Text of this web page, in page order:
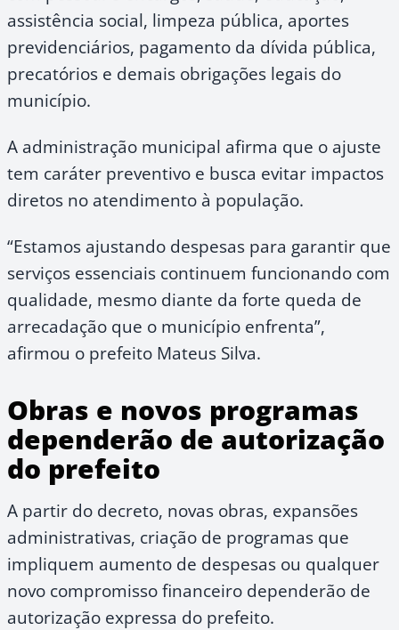
assistência social, limpeza pública, aportes
previdenciários, pagamento da dívida pública,
precatórios e demais obrigações legais do
município.
A administração municipal afirma que o ajuste
tem caráter preventivo e busca evitar impactos
diretos no atendimento à população.
“Estamos ajustando despesas para garantir que
serviços essenciais continuem funcionando com
qualidade, mesmo diante da forte queda de
arrecadação que o município enfrenta”,
afirmou o prefeito Mateus Silva.
Obras e novos programas
dependerão de autorização
do prefeito
A partir do decreto, novas obras, expansões
administrativas, criação de programas que
impliquem aumento de despesas ou qualquer
novo compromisso financeiro dependerão de
autorização expressa do prefeito.